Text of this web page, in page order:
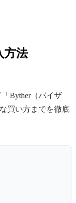
方法
Byther（バイザ
買い方までを徹底